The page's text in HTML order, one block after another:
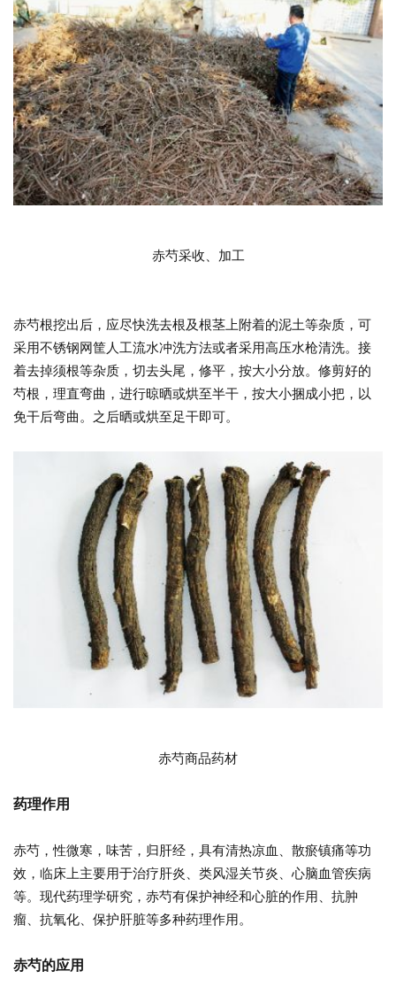
赤芍采收、加工
赤芍根挖出后，应尽快洗去根及根茎上附着的泥土等杂质，可
采用不锈钢网筐人工流水冲洗方法或者采用高压水枪清洗。接
着去掉须根等杂质，切去头尾，修平，按大小分放。修剪好的
芍根，理直弯曲，进行晾晒或烘至半干，按大小捆成小把，以
免干后弯曲。之后晒或烘至足干即可。
赤芍商品药材
药理作用
赤芍，性微寒，味苦，归肝经，具有清热凉血、散瘀镇痛等功
效，临床上主要用于治疗肝炎、类风湿关节炎、心脑血管疾病
等。现代药理学研究，赤芍有保护神经和心脏的作用、抗肿
瘤、抗氧化、保护肝脏等多种药理作用。
赤芍的应用